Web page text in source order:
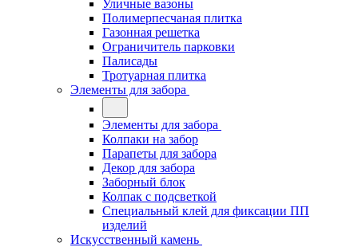
Уличные вазоны
Полимерпесчаная плитка
Газонная решетка
Ограничитель парковки
Палисады
Тротуарная плитка
Элементы для забора
Элементы для забора
Колпаки на забор
Парапеты для забора
Декор для забора
Заборный блок
Колпак с подсветкой
Специальный клей для фиксации ПП
изделий
Искусственный камень